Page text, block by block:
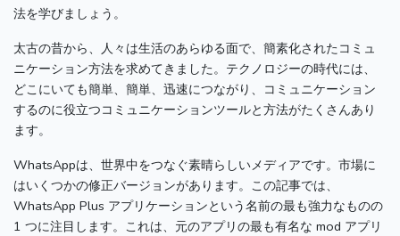
法を学びましょう。
太古の昔から、人々は生活のあらゆる面で、簡素化されたコミュ
ニケーション方法を求めてきました。 テクノロジーの時代には、
どこにいても簡単、簡単、迅速につながり、コミュニケーション
するのに役立つコミュニケーションツールと方法がたくさんあり
ます。
WhatsAppは、世界中をつなぐ素晴らしいメディアです。 市場に
はいくつかの修正バージョンがあります。 この記事では、
WhatsApp Plus アプリケーションという名前の最も強力なものの
1 つに注目します。 これは、元のアプリの最も有名な mod アプリ